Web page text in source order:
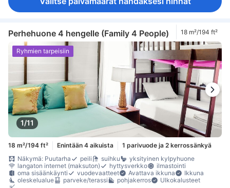
Perhehuone 4 hengelle (Family 4 People) 18 m²/194 ft²
1/11
Ryhmien tarpeisiin
18 m²/194 ft² Enintään 4 aikuista
1 parivuode ja 2 kerrossänkyä
Näkymä: Puutarha
peili suihku
yksityinen kylpyhuone
langaton internet (maksuton)
hyttysverkko
ilmastointi
oma sisäänkäynti
vuodevaatteet Avattava ikkuna
Ikkuna
oleskelualue
parveke/terassi pohjakerros
Ulkokalusteet